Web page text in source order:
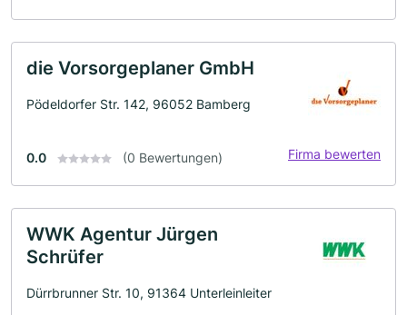
die Vorsorgeplaner GmbH
Pödeldorfer Str. 142, 96052 Bamberg
0.0 (0 Bewertungen) Firma bewerten
WWK Agentur Jürgen
Schrüfer
Dürrbrunner Str. 10, 91364 Unterleinleiter